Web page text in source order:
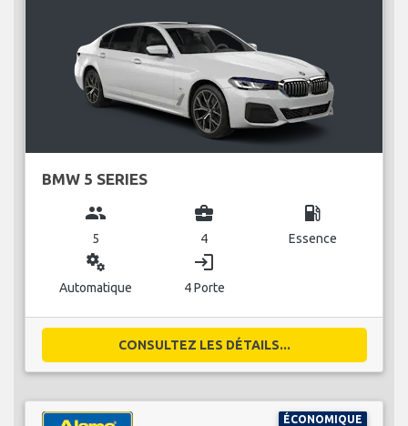
BMW 5 SERIES
group
5
business_center
4
local_gas_station
Essence
miscellaneous_services
Automatique
login
4 Porte
CONSULTEZ LES DÉTAILS...
ÉCONOMIQUE